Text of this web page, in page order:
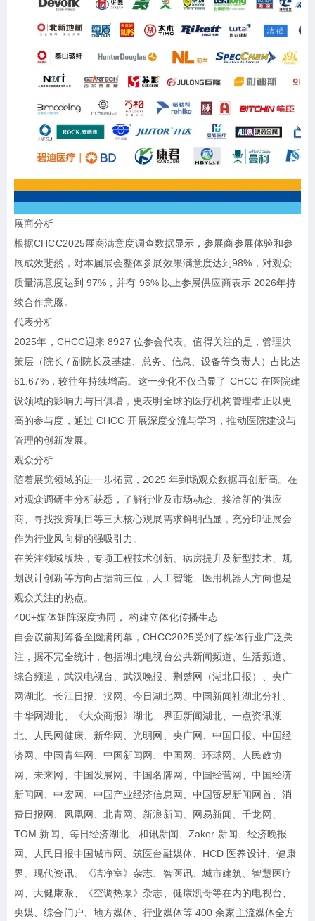
展商分析
根据CHCC2025展商满意度调查数据显示，参展商参展体验和参
展成效斐然，对本届展会整体参展效果满意度达到98%，对观众
质量满意度达到 97%，并有 96% 以上参展供应商表示 2026年持
续合作意愿。
代表分析
2025年，CHCC迎来 8927 位参会代表。值得关注的是，管理决
策层（院长 / 副院长及基建、总务、信息、设备等负责人）占比达
61.67%，较往年持续增高。这一变化不仅凸显了 CHCC 在医院建
设领域的影响力与日俱增，更表明全球的医疗机构管理者正以更
高的参与度，通过 CHCC 开展深度交流与学习，推动医院建设与
管理的创新发展。
观众分析
随着展览领域的进一步拓宽，2025 年到场观众数据再创新高。在
对观众调研中分析获悉，了解行业及市场动态、接洽新的供应
商、寻找投资项目等三大核心观展需求鲜明凸显，充分印证展会
作为行业风向标的强吸引力。
在关注领域版块，专项工程技术创新、病房提升及新型技术、规
划设计创新等方向占据前三位，人工智能、医用机器人方向也是
观众关注的热点。
400+媒体矩阵深度协同， 构建立体化传播生态
自会议前期筹备至圆满闭幕，CHCC2025受到了媒体行业广泛关
注，据不完全统计，包括湖北电视台公共新闻频道、生活频道、
综合频道，武汉电视台、武汉晚报、荆楚网（湖北日报）、央广
网湖北、长江日报、汉网、今日湖北网、中国新闻社湖北分社、
中华网湖北、《大众商报》湖北、界面新闻湖北、一点资讯湖
北、人民网健康、新华网、光明网、央广网、中国日报、中国经
济网、中国青年网、中国新闻网、中国网、环球网、人民政协
网、未来网、中国发展网、中国名牌网、中国经营网、中国经济
新闻网、中宏网、中国产业经济信息网、中国贸易新闻网首、消
费日报网、凤凰网、北青网、新浪新闻、网易新闻、千龙网、
TOM 新闻、每日经济湖北、和讯新闻、Zaker 新闻、经济晚报
网、人民日报中国城市网、筑医台融媒体、HCD 医养设计、健康
界、现代资讯、《洁净室》杂志、智医讯、城市建筑、智慧医疗
网、大健康派、《空调热泵》杂志、健康凯哥等在内的电视台、
央媒、综合门户、地方媒体、行业媒体等 400 余家主流媒体全方